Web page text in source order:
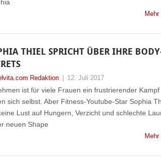
THIEL SPRICHT ÜBER IHRE
Redaktion 12. Juli 2017
ist für viele Frauen ein frustrierender Kampf
sich selbst. Aber Fitness-Youtube-Star Sophia
Lust auf Hungern, Verzicht und schlechte
neuen Shape